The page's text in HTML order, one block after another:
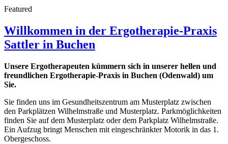
Featured
Willkommen in der Ergotherapie-Praxis
Sattler in Buchen
Unsere Ergotherapeuten kümmern sich in unserer hellen und
freundlichen Ergotherapie-Praxis in Buchen (Odenwald) um
Sie.
Sie finden uns im Gesundheitszentrum am Musterplatz zwischen
den Parkplätzen Wilhelmstraße und Musterplatz. Parkmöglichkeiten
finden Sie auf dem Musterplatz oder dem Parkplatz Wilhelmstraße.
Ein Aufzug bringt Menschen mit eingeschränkter Motorik in das 1.
Obergeschoss.